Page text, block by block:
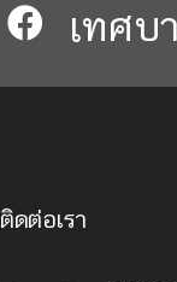
เทศบ
ติดต่อเรา